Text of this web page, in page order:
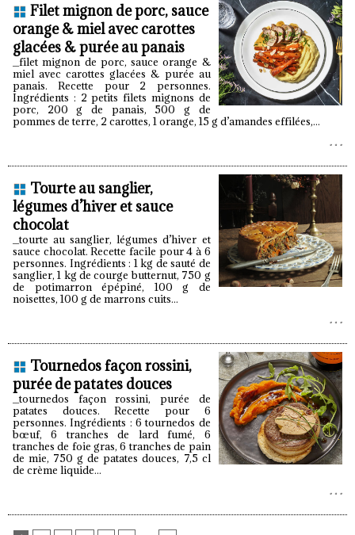
Filet mignon de porc, sauce
orange & miel avec carottes
glacées & purée au panais
_filet mignon de porc, sauce orange &
miel avec carottes glacées & purée au
panais. Recette pour 2 personnes.
Ingrédients : 2 petits filets mignons de
porc, 200 g de panais, 500 g de
pommes de terre, 2 carottes, 1 orange, 15 g d’amandes effilées,...
Tourte au sanglier,
légumes d’hiver et sauce
chocolat
_tourte au sanglier, légumes d’hiver et
sauce chocolat. Recette facile pour 4 à 6
personnes. Ingrédients : 1 kg de sauté de
sanglier, 1 kg de courge butternut, 750 g
de potimarron épépiné, 100 g de
noisettes, 100 g de marrons cuits...
Tournedos façon rossini,
purée de patates douces
_tournedos façon rossini, purée de
patates douces. Recette pour 6
personnes. Ingrédients : 6 tournedos de
bœuf, 6 tranches de lard fumé, 6
tranches de foie gras, 6 tranches de pain
de mie, 750 g de patates douces, 7,5 cl
de crème liquide...